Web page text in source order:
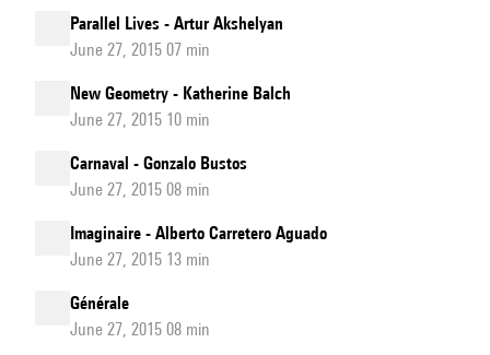
Parallel Lives - Artur Akshelyan
June 27, 2015 07 min
New Geometry - Katherine Balch
June 27, 2015 10 min
Carnaval - Gonzalo Bustos
June 27, 2015 08 min
Imaginaire - Alberto Carretero Aguado
June 27, 2015 13 min
Générale
June 27, 2015 08 min